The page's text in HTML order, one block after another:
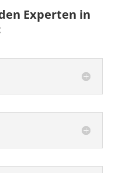
Experten in